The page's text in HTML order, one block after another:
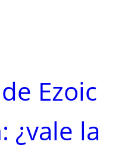
Ezoic
¿vale la